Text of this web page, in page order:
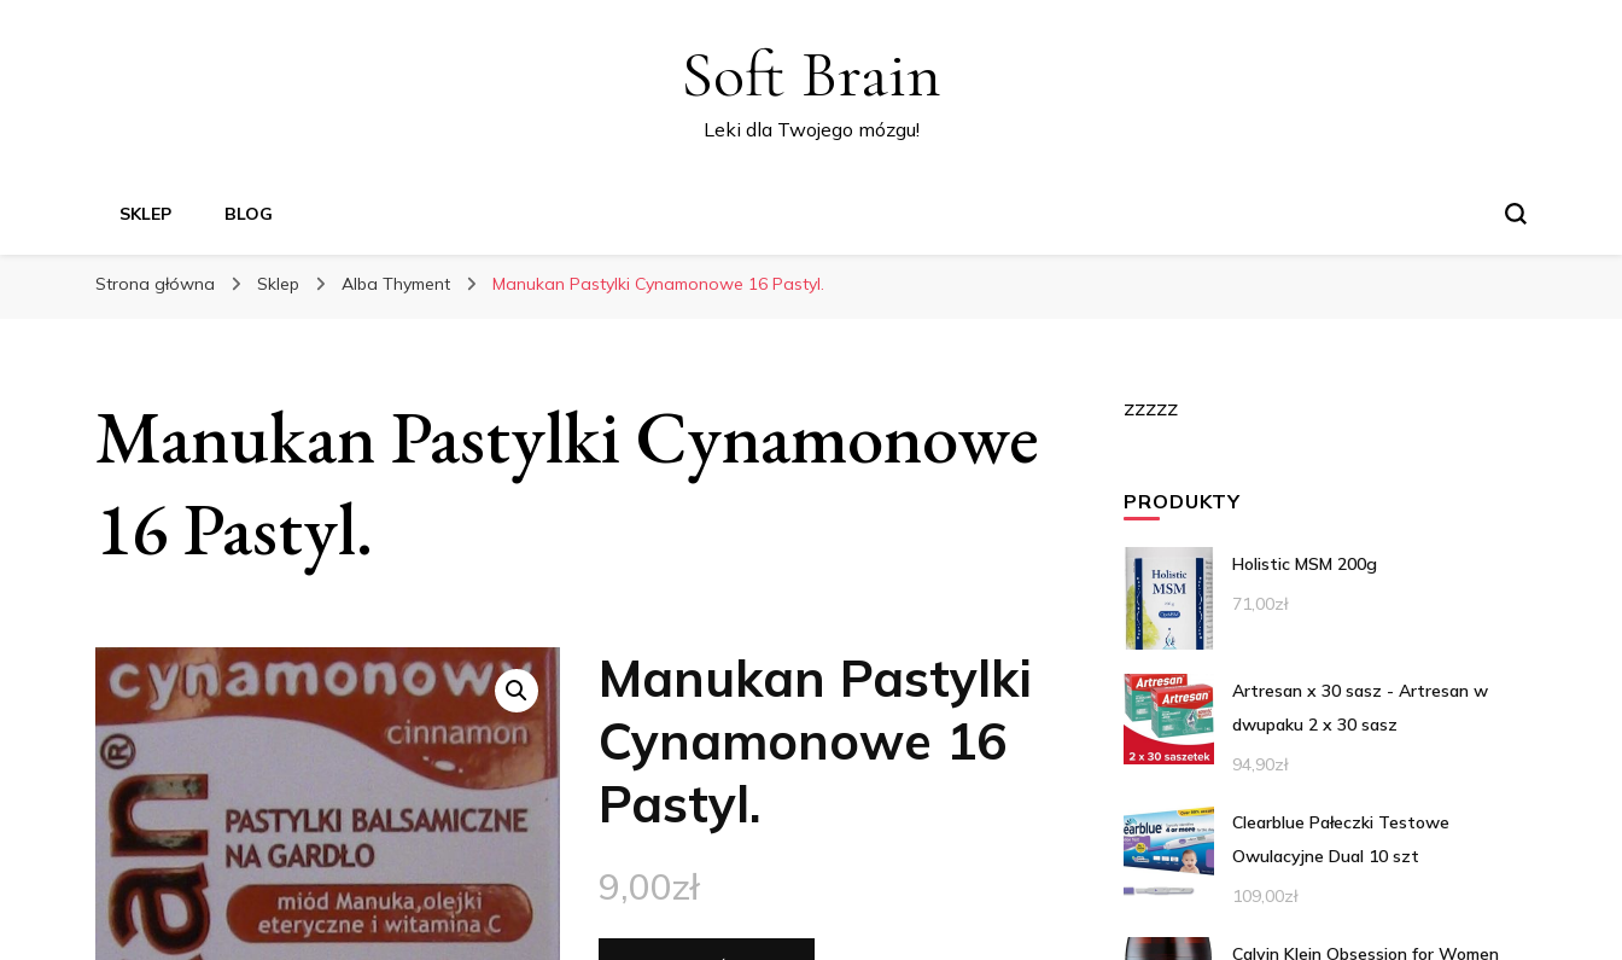
Soft Brain
Leki dla Twojego mózgu!
SKLEP BLOG
Strona główna Sklep Alba Thyment Manukan Pastylki Cynamonowe 16 Pastyl.
Manukan Pastylki Cynamonowe
16 Pastyl.
Manukan Pastylki
Cynamonowe 16
Pastyl.
9,00zł
zzzzz
PRODUKTY
Holistic MSM 200g
71,00zł
Artresan x 30 sasz - Artresan w
dwupaku 2 x 30 sasz
94,90zł
Clearblue Pałeczki Testowe
Owulacyjne Dual 10 szt
109,00zł
Calvin Klein Obsession for Women